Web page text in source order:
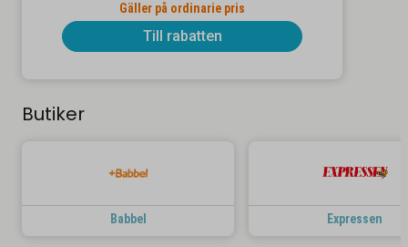
Gäller på ordinarie pris
Till rabatten
Butiker
Babbel Expressen